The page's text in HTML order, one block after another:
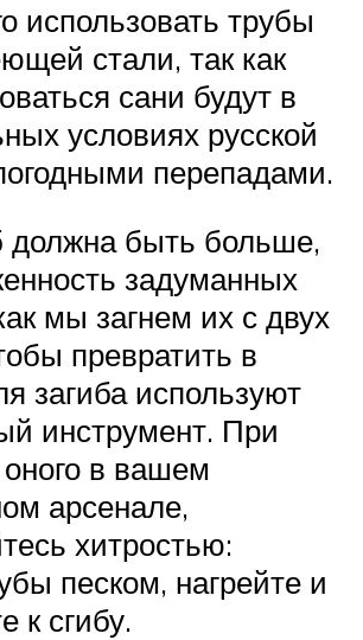
использовать трубы
стали, так как
сани будут в
условиях русской
перепадами.
должна быть больше,
задуманных
мы загнем их с двух
превратить в
загиба используют
инструмент. При
оного в вашем
арсенале,
хитростью:
песком, нагрейте и
к сгибу.